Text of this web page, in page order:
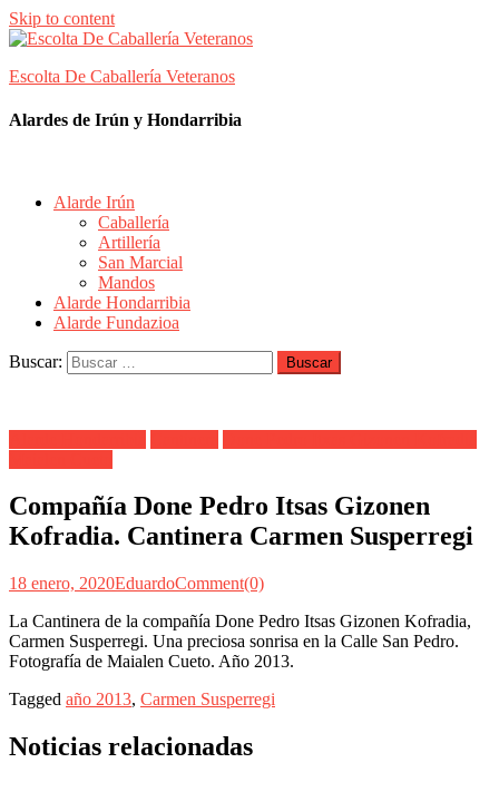
Skip to content
Escolta De Caballería Veteranos
Alardes de Irún y Hondarribia
Alarde Irún
Caballería
Artillería
San Marcial
Mandos
Alarde Hondarribia
Alarde Fundazioa
Buscar:
Compañía Done Pedro Itsas Gizonen
Kofradia. Cantinera Carmen Susperregi
18 enero, 2020EduardoComment(0)
La Cantinera de la compañía Done Pedro Itsas Gizonen Kofradia,
Carmen Susperregi. Una preciosa sonrisa en la Calle San Pedro.
Fotografía de Maialen Cueto. Año 2013.
Tagged año 2013, Carmen Susperregi
Noticias relacionadas